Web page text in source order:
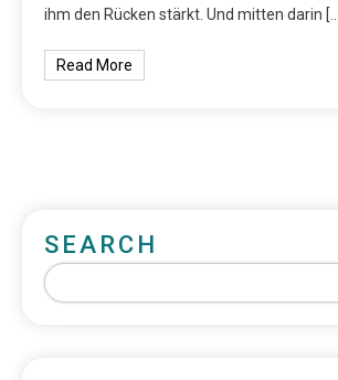
ihm den Rücken stärkt. Und mitten darin […]
Read More
SEARCH